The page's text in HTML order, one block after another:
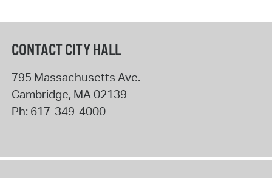
CONTACT CITY HALL
795 Massachusetts Ave.
Cambridge, MA02139
Ph: 617-349-4000